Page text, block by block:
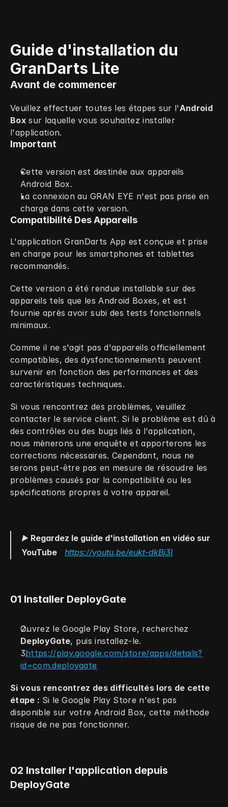
Guide d'installation du
GranDarts Lite
Avant de commencer
Veuillez effectuer toutes les étapes sur l'Android
Box sur laquelle vous souhaitez installer
l'application.
Important
Cette version est destinée aux appareils
Android Box.
La connexion au GRAN EYE n'est pas prise en
charge dans cette version.
Compatibilité Des Appareils
L'application GranDarts App est conçue et prise
en charge pour les smartphones et tablettes
recommandés.
Cette version a été rendue installable sur des
appareils tels que les Android Boxes, et est
fournie après avoir subi des tests fonctionnels
minimaux.
Comme il ne s'agit pas d'appareils officiellement
compatibles, des dysfonctionnements peuvent
survenir en fonction des performances et des
caractéristiques techniques.
Si vous rencontrez des problèmes, veuillez
contacter le service client. Si le problème est dû à
des contrôles ou des bugs liés à l'application,
nous mènerons une enquête et apporterons les
corrections nécessaires. Cependant, nous ne
serons peut-être pas en mesure de résoudre les
problèmes causés par la compatibilité ou les
spécifications propres à votre appareil.
▶️ Regardez le guide d'installation en vidéo sur
YouTube
https://youtu.be/eukt-dkBj3I
01 Installer DeployGate
DeployGate, puis installez-le.
https://play.google.com/store/apps/details?
id=com.deploygate
Si vous rencontrez des difficultés lors de cette
étape : Si le Google Play Store n'est pas
disponible sur votre Android Box, cette méthode
risque de ne pas fonctionner.
02 Installer l'application depuis
DeployGate